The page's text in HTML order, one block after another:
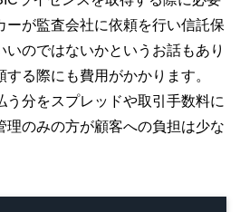
ーが監査会社に依頼を行い信託保
のではないかというお話もあり
る際にも費用がかかります。
う分をスプレッドや取引手数料に
理のみの方が顧客への負担は少な